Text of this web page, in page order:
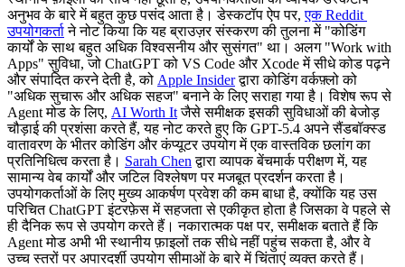
अनुभव के बारे में बहुत कुछ पसंद आता है। डेस्कटॉप ऐप पर, एक Reddit
उपयोगकर्ता ने नोट किया कि यह ब्राउज़र संस्करण की तुलना में "कोडिंग
कार्यों के साथ बहुत अधिक विश्वसनीय और सुसंगत" था। अलग "Work with
Apps" सुविधा, जो ChatGPT को VS Code और Xcode में सीधे कोड पढ़ने
और संपादित करने देती है, को Apple Insider द्वारा कोडिंग वर्कफ़्लो को
"अधिक सुचारू और अधिक सहज" बनाने के लिए सराहा गया है। विशेष रूप से
Agent मोड के लिए, AI Worth It जैसे समीक्षक इसकी सुविधाओं की बेजोड़
चौड़ाई की प्रशंसा करते हैं, यह नोट करते हुए कि GPT-5.4 अपने सैंडबॉक्स्ड
वातावरण के भीतर कोडिंग और कंप्यूटर उपयोग में एक वास्तविक छलांग का
प्रतिनिधित्व करता है। Sarah Chen द्वारा व्यापक बेंचमार्क परीक्षण में, यह
सामान्य वेब कार्यों और जटिल विश्लेषण पर मजबूत प्रदर्शन करता है।
उपयोगकर्ताओं के लिए मुख्य आकर्षण प्रवेश की कम बाधा है, क्योंकि यह उस
परिचित ChatGPT इंटरफ़ेस में सहजता से एकीकृत होता है जिसका वे पहले से
ही दैनिक रूप से उपयोग करते हैं। नकारात्मक पक्ष पर, समीक्षक बताते हैं कि
Agent मोड अभी भी स्थानीय फ़ाइलों तक सीधे नहीं पहुंच सकता है, और वे
उच्च स्तरों पर अपारदर्शी उपयोग सीमाओं के बारे में चिंताएं व्यक्त करते हैं।